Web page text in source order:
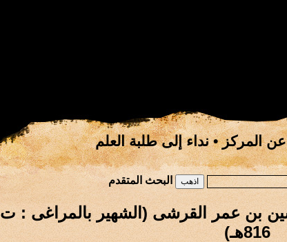
عن المركز•نداء إلى طلبة العلم
البحث المتقدم
بن عمر القرشى (الشهير بالمراغى : ت
816هـ)